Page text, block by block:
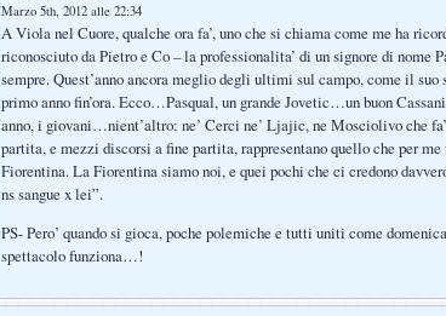
Marzo 5th, 2012 alle 22:34
A Viola nel Cuore, qualche ora fa’, uno che si chiama come me ha
riconosciuto da Pietro e Co – la professionalita’ di un signore di nome
sempre. Quest’anno ancora meglio degli ultimi sul campo, come il suo
primo anno fin’ora. Ecco…Pasqual, un grande Jovetic…un buon
anno, i giovani…nient’altro: ne’ Cerci ne’ Ljajic, ne Mosciolivo che
partita, e mezzi discorsi a fine partita, rappresentano quello che per me
Fiorentina. La Fiorentina siamo noi, e quei pochi che ci credono
ns sangue x lei”.
PS- Pero’ quando si gioca, poche polemiche e tutti uniti come
spettacolo funziona…!